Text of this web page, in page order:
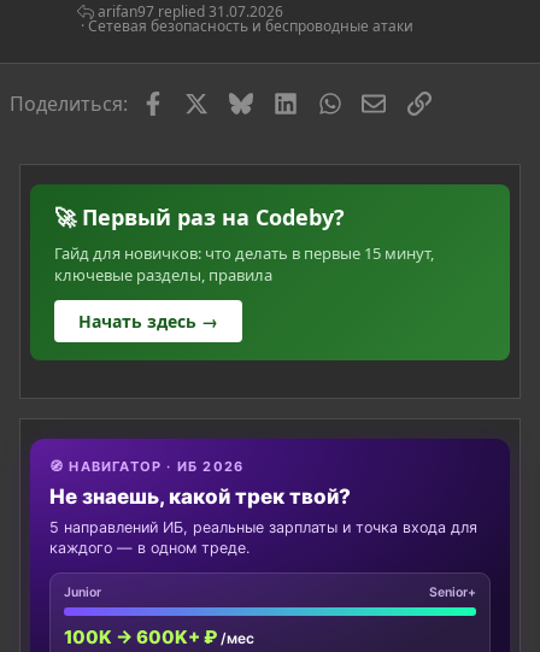
Сетевая безопасность и беспроводные атаки
31.07.2026
arifan97
Поделиться: FacebookBlueskyLinkedInWhatsAppЭлектронная
Ссылка
🚀 Первый раз на Codeby?
Гайд для новичков: что делать в первые 15 минут,
ключевые разделы, правила
Начать здесь →
🧭 НАВИГАТОР · ИБ 2026
Не знаешь, какой трек твой?
5 направлений ИБ, реальные зарплаты и точка входа для
каждого — в одном треде.
Junior Senior+
100K → 600K+ ₽ /мес